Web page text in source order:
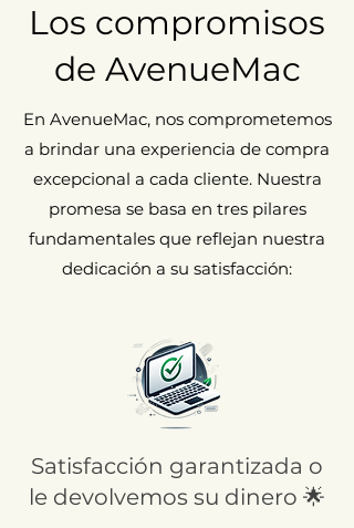
Los compromisos
de AvenueMac
En AvenueMac, nos comprometemos
a brindar una experiencia de compra
excepcional a cada cliente. Nuestra
promesa se basa en tres pilares
fundamentales que reflejan nuestra
dedicación a su satisfacción:
Satisfacción garantizada o
le devolvemos su dinero 🌟